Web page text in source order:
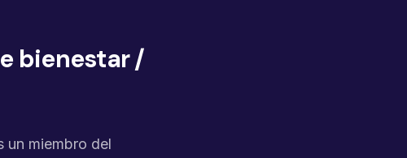
bienestar /
un miembro del